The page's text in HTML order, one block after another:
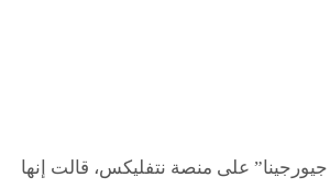
جيورجينا” على منصة نتفليكس، قالت إنها